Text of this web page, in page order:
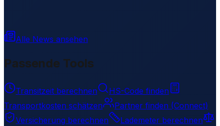
Alle News ansehen
Passende Tools
Transitzeit berechnen
HS-Code finden
Transportkosten schätzen
Partner finden (Connect)
Versicherung berechnen
Lademeter berechnen